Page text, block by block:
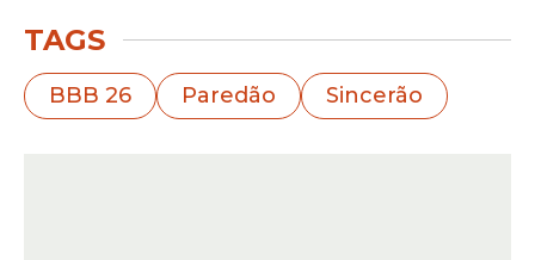
participantes. Jordana e Chaiany tiveram
de ser separadas depois de discutirem aos
TAGS
BBB 26 Paredão Sincerão